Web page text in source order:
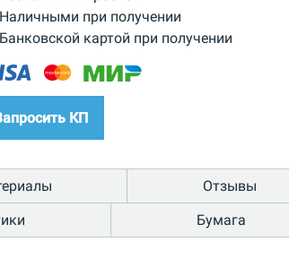
Наличными при получении
Банковской картой при получении
КП
Отзывы
Бумага